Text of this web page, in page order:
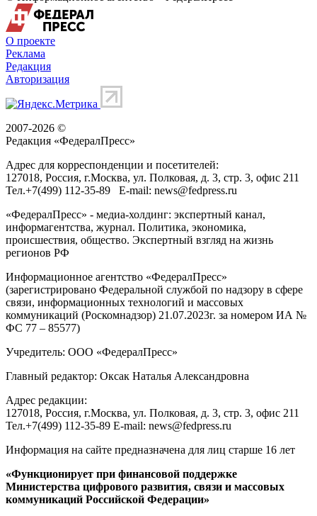
О проекте
Реклама
Редакция
Авторизация
2007-2026 ©
Редакция «ФедералПресс»
Адрес для корреспонденции и посетителей:
127018, Россия, г.Москва, ул. Полковая, д. 3, стр. 3, офис 211
Тел.+7(499) 112-35-89 E-mail: news@fedpress.ru
«ФедералПресс» - медиа-холдинг: экспертный канал,
информагентства, журнал. Политика, экономика,
происшествия, общество. Экспертный взгляд на жизнь
регионов РФ
Информационное агентство «ФедералПресс»
(зарегистрировано Федеральной службой по надзору в сфере
связи, информационных технологий и массовых
коммуникаций (Роскомнадзор) 21.07.2023г. за номером ИА №
ФС 77 – 85577)
Учредитель: ООО «ФедералПресс»
Главный редактор: Оксак Наталья Александровна
Адрес редакции:
127018, Россия, г.Москва, ул. Полковая, д. 3, стр. 3, офис 211
Тел.+7(499) 112-35-89 E-mail: news@fedpress.ru
Информация на сайте предназначена для лиц старше 16 лет
«Функционирует при финансовой поддержке
Министерства цифрового развития, связи и массовых
коммуникаций Российской Федерации»